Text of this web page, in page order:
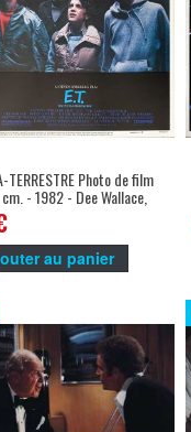
TERRESTRE Photo de film
- 1982 - Dee Wallace,
-
au panier